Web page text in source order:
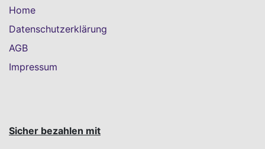
Home
Datenschutzerklärung
AGB
Impressum
Sicher bezahlen mit